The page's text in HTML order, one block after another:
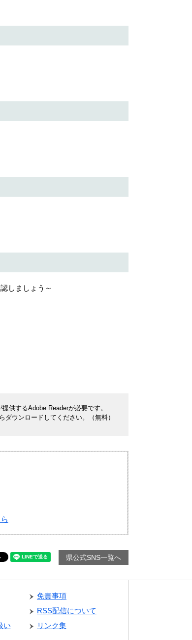
しましょう～
供するAdobe Readerが必要です。
ウンロードしてください。（無料）
県公式SNS一覧へ
免責事項
RSS配信について
い
リンク集